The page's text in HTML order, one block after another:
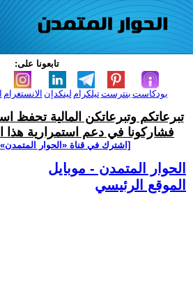
تابعونا على:
الانستغرام لينكدإن تيلكرامبنترست بودكاست
تبرعاتكم وتبرعاتكن المالية تحفظ
فشاركونا في دعم استمرارية هذا
[اشترك في قناة ‫«الحوار
الحوار المتمدن - موبايل
الموقع الرئيسي